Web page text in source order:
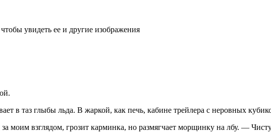
увидеть ее и другие изображения
в таз глыбы льда. В жаркой, как печь, кабине трейлера с неровных
моим взглядом, грозит карминка, но размягчает морщинку на лбу. —